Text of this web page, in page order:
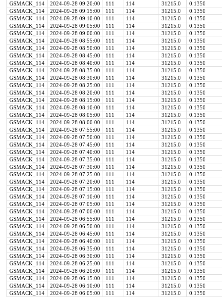
GSMACK_114
2024-09-28 09:20:00 111 114 31215.0
0.1350
GSMACK_114
2024-09-28 09:15:00 111 114 31215.0
0.1350
GSMACK_114
2024-09-28 09:10:00 111 114 31215.0
0.1350
GSMACK_114
2024-09-28 09:05:00 111 114 31215.0
0.1350
GSMACK_114
2024-09-28 09:00:00 111 114 31215.0
0.1350
GSMACK_114
2024-09-28 08:55:00 111 114 31215.0
0.1350
GSMACK_114
2024-09-28 08:50:00 111 114 31215.0
0.1350
GSMACK_114
2024-09-28 08:45:00 111 114 31215.0
0.1350
GSMACK_114
2024-09-28 08:40:00 111 114 31215.0
0.1350
GSMACK_114
2024-09-28 08:35:00 111 114 31215.0
0.1350
GSMACK_114
2024-09-28 08:30:00 111 114 31215.0
0.1350
GSMACK_114
2024-09-28 08:25:00 111 114 31215.0
0.1350
GSMACK_114
2024-09-28 08:20:00 111 114 31215.0
0.1350
GSMACK_114
2024-09-28 08:15:00 111 114 31215.0
0.1350
GSMACK_114
2024-09-28 08:10:00 111 114 31215.0
0.1350
GSMACK_114
2024-09-28 08:05:00 111 114 31215.0
0.1350
GSMACK_114
2024-09-28 08:00:00 111 114 31215.0
0.1350
GSMACK_114
2024-09-28 07:55:00 111 114 31215.0
0.1350
GSMACK_114
2024-09-28 07:50:00 111 114 31215.0
0.1350
GSMACK_114
2024-09-28 07:45:00 111 114 31215.0
0.1350
GSMACK_114
2024-09-28 07:40:00 111 114 31215.0
0.1350
GSMACK_114
2024-09-28 07:35:00 111 114 31215.0
0.1350
GSMACK_114
2024-09-28 07:30:00 111 114 31215.0
0.1350
GSMACK_114
2024-09-28 07:25:00 111 114 31215.0
0.1350
GSMACK_114
2024-09-28 07:20:00 111 114 31215.0
0.1350
GSMACK_114
2024-09-28 07:15:00 111 114 31215.0
0.1350
GSMACK_114
2024-09-28 07:10:00 111 114 31215.0
0.1350
GSMACK_114
2024-09-28 07:05:00 111 114 31215.0
0.1350
GSMACK_114
2024-09-28 07:00:00 111 114 31215.0
0.1350
GSMACK_114
2024-09-28 06:55:00 111 114 31215.0
0.1350
GSMACK_114
2024-09-28 06:50:00 111 114 31215.0
0.1350
GSMACK_114
2024-09-28 06:45:00 111 114 31215.0
0.1350
GSMACK_114
2024-09-28 06:40:00 111 114 31215.0
0.1350
GSMACK_114
2024-09-28 06:35:00 111 114 31215.0
0.1350
GSMACK_114
2024-09-28 06:30:00 111 114 31215.0
0.1350
GSMACK_114
2024-09-28 06:25:00 111 114 31215.0
0.1350
GSMACK_114
2024-09-28 06:20:00 111 114 31215.0
0.1350
GSMACK_114
2024-09-28 06:15:00 111 114 31215.0
0.1350
GSMACK_114
2024-09-28 06:10:00 111 114 31215.0
0.1350
GSMACK_114
2024-09-28 06:05:00 111 114 31215.0
0.1350